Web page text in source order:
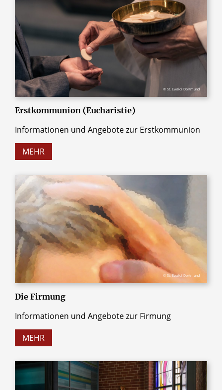
© St. Ewaldi Dortmund
Erstkommunion (Eucharistie)
Informationen und Angebote zur Erstkommunion
MEHR
© St. Ewaldi Dortmund
Die Firmung
Informationen und Angebote zur Firmung
MEHR